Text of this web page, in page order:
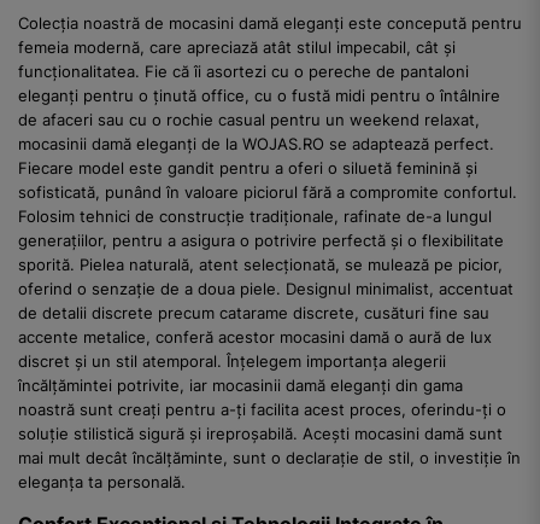
Colecția noastră de mocasini damă eleganți este concepută pentru
femeia modernă, care apreciază atât stilul impecabil, cât și
funcționalitatea. Fie că îi asortezi cu o pereche de pantaloni
eleganți pentru o ținută office, cu o fustă midi pentru o întâlnire
de afaceri sau cu o rochie casual pentru un weekend relaxat,
mocasinii damă eleganți de la WOJAS.RO se adaptează perfect.
Fiecare model este gandit pentru a oferi o siluetă feminină și
sofisticată, punând în valoare piciorul fără a compromite confortul.
Folosim tehnici de construcție tradiționale, rafinate de-a lungul
generațiilor, pentru a asigura o potrivire perfectă și o flexibilitate
sporită. Pielea naturală, atent selecționată, se mulează pe picior,
oferind o senzație de a doua piele. Designul minimalist, accentuat
de detalii discrete precum catarame discrete, cusături fine sau
accente metalice, conferă acestor mocasini damă o aură de lux
discret și un stil atemporal. Înțelegem importanța alegerii
încălțămintei potrivite, iar mocasinii damă eleganți din gama
noastră sunt creați pentru a-ți facilita acest proces, oferindu-ți o
soluție stilistică sigură și ireproșabilă. Acești mocasini damă sunt
mai mult decât încălțăminte, sunt o declarație de stil, o investiție în
eleganța ta personală.